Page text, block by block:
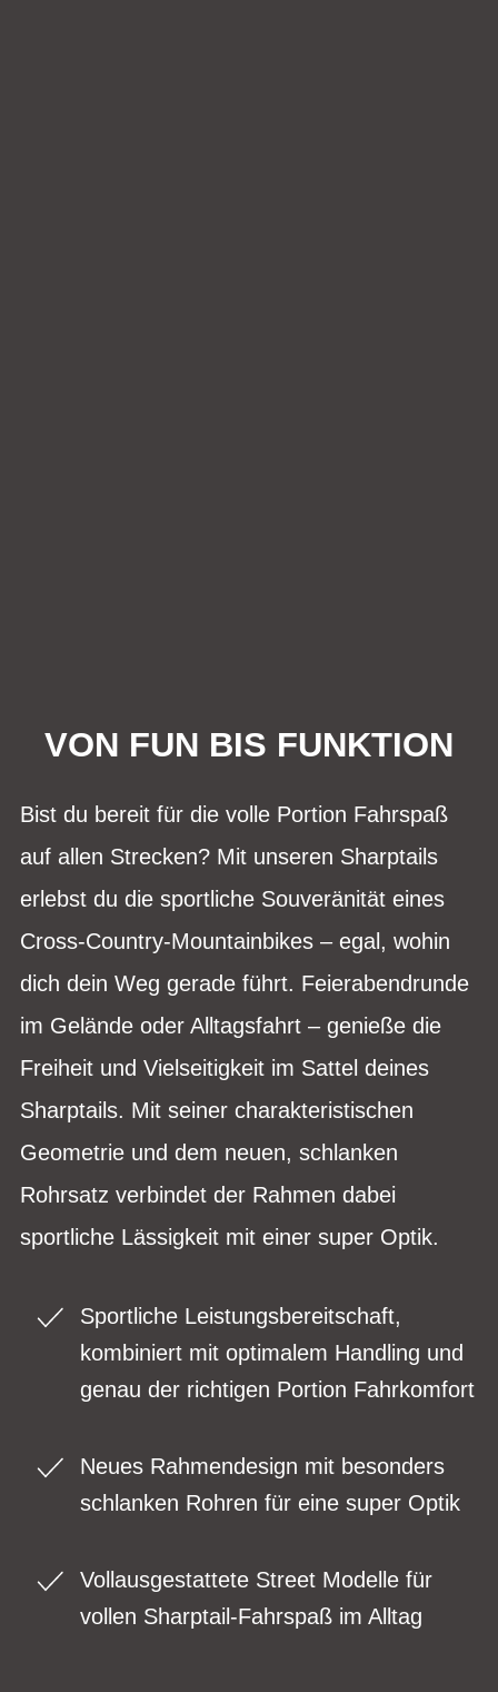
VON FUN BIS FUNKTION
Bist du bereit für die volle Portion Fahrspaß
auf allen Strecken? Mit unseren Sharptails
erlebst du die sportliche Souveränität eines
Cross-Country-Mountainbikes – egal, wohin
dich dein Weg gerade führt. Feierabendrunde
im Gelände oder Alltagsfahrt – genieße die
Freiheit und Vielseitigkeit im Sattel deines
Sharptails. Mit seiner charakteristischen
Geometrie und dem neuen, schlanken
Rohrsatz verbindet der Rahmen dabei
sportliche Lässigkeit mit einer super Optik.
Sportliche Leistungsbereitschaft,
kombiniert mit optimalem Handling und
genau der richtigen Portion Fahrkomfort
Neues Rahmendesign mit besonders
schlanken Rohren für eine super Optik
Vollausgestattete Street Modelle für
vollen Sharptail-Fahrspaß im Alltag